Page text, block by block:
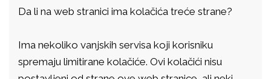
Da li na web stranici ima kolačića treće strane?
Ima nekoliko vanjskih servisa koji korisniku
spremaju limitirane kolačiće. Ovi kolačići nisu